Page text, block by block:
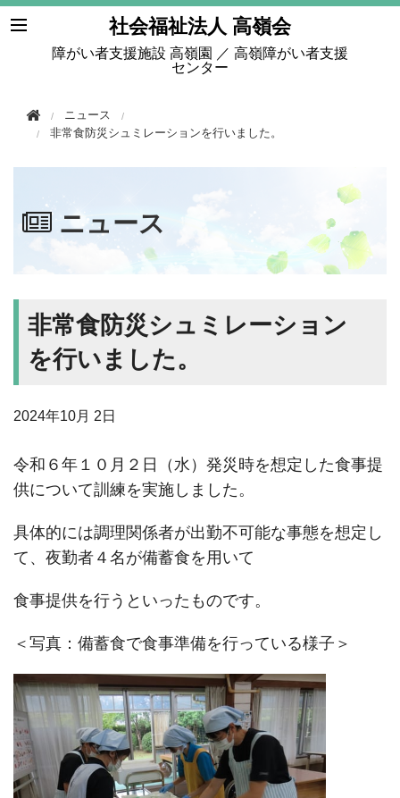
社会福祉法人 高嶺会
障がい者支援施設 高嶺園 ／ 高嶺障がい者支援
センター
ニュース
非常食防災シュミレーションを行いました。
ニュース
非常食防災シュミレーション
を行いました。
2024年10月 2日
令和６年１０月２日（水）発災時を想定した食事提
供について訓練を実施しました。
具体的には調理関係者が出勤不可能な事態を想定し
て、夜勤者４名が備蓄食を用いて
食事提供を行うといったものです。
＜写真：備蓄食で食事準備を行っている様子＞